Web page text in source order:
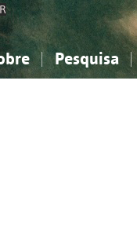
Pesquisa
sociais...
sociais...